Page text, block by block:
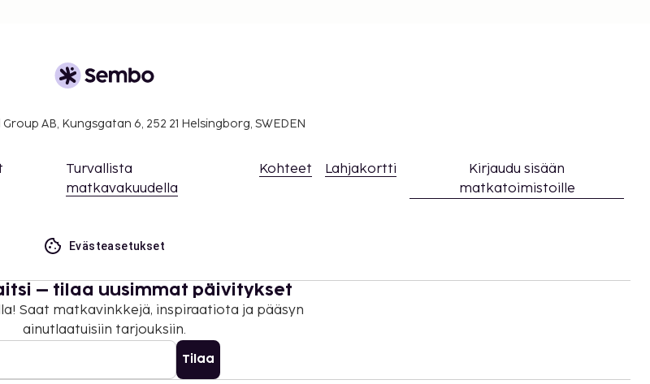
AB, Kungsgatan 6, 252 21 Helsingborg, SWEDEN
Turvallista
matkavakuudella
Kohteet Lahjakortti
Kirjaudu sisään
matkatoimistoille
Evästeasetukset
– tilaa uusimmat päivitykset
Saat matkavinkkejä, inspiraatiota ja pääsyn
ainutlaatuisiin tarjouksiin.
Tilaa